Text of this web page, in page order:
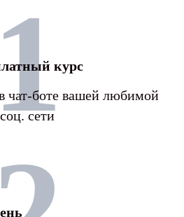
курс
чат-боте вашей любимой
соц. сети